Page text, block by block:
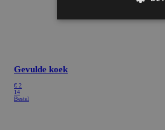
Gevulde koek
€ 2
14
Bestel